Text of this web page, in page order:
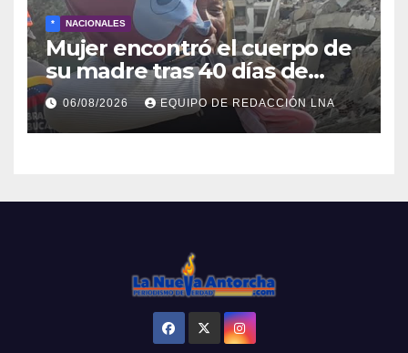
* NACIONALES
Mujer encontró el cuerpo de
su madre tras 40 días de
búsqueda en Tanaguarena
06/08/2026 EQUIPO DE REDACCIÓN LNA